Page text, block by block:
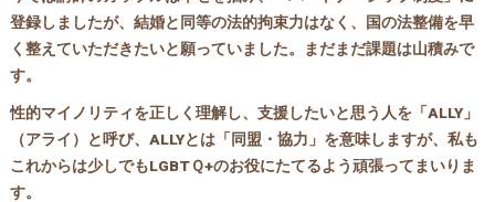
登録しましたが、結婚と同等の法的拘束力はなく、国の法整備を早
く整えていただきたいと願っていました。まだまだ課題は山積みで
す。
性的マイノリティを正しく理解し、支援したいと思う人を「ALLY」
（アライ）と呼び、ALLYとは「同盟・協力」を意味しますが、私も
これからは少しでもLGBTＱ+のお役にたてるよう頑張ってまいりま
す。